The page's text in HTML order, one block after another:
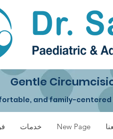
Gentle
and family-centered
خدمات New Page